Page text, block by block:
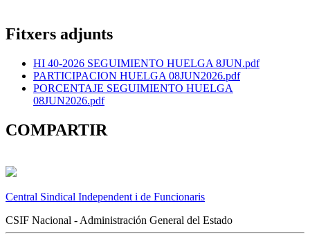
Fitxers adjunts
HI 40-2026 SEGUIMIENTO HUELGA 8JUN.pdf
PARTICIPACION HUELGA 08JUN2026.pdf
PORCENTAJE SEGUIMIENTO HUELGA
08JUN2026.pdf
COMPARTIR
Central Sindical Independent i de Funcionaris
CSIF Nacional - Administración General del Estado